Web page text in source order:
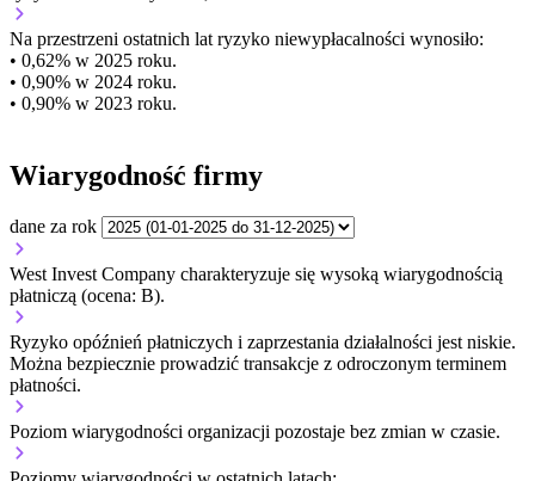
Na przestrzeni ostatnich lat ryzyko niewypłacalności wynosiło:
• 0,62% w 2025 roku.
• 0,90% w 2024 roku.
• 0,90% w 2023 roku.
Wiarygodność firmy
dane za rok
West Invest Company charakteryzuje się wysoką wiarygodnością
płatniczą (ocena: B).
Ryzyko opóźnień płatniczych i zaprzestania działalności jest niskie.
Można bezpiecznie prowadzić transakcje z odroczonym terminem
płatności.
Poziom wiarygodności organizacji pozostaje bez zmian w czasie.